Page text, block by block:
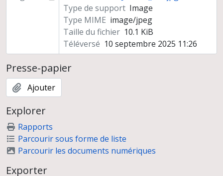
Type de support Image
Type MIME image/jpeg
Taille du fichier 10.1 KiB
Téléversé 10 septembre 2025 11:26
Presse-papier
Ajouter
Explorer
Rapports
Parcourir sous forme de liste
Parcourir les documents numériques
Exporter